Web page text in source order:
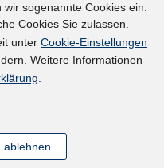
sogenannte Cookies ein.
Cookies Sie zulassen.
unter Cookie-Einstellungen
Weitere Informationen
.
ablehnen